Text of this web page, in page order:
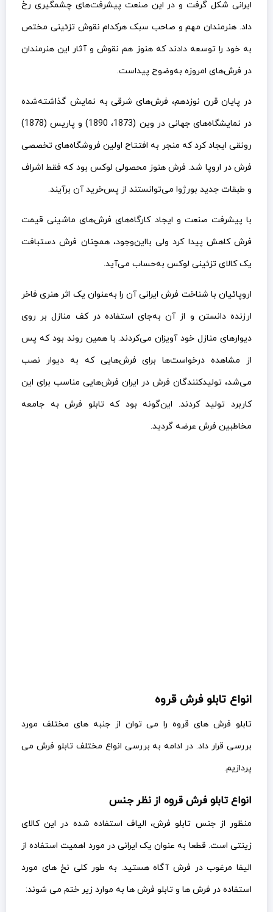
ایرانی شکل گرفت و در این صنعت پیشرفت‌های چشمگیری رخ
داد. هنرمندان مهم و صاحب سبک هرکدام نقوش تزئینی مختص
به خود را توسعه دادند که هنوز هم نقوش و آثار این هنرمندان
در فرش‌های امروزه به‌وضوح پیداست.
در پایان قرن نوزدهم، فرش‌های شرقی به نمایش گذاشته‌شده
در نمایشگاه‌های جهانی در وین (1873، 1890) و پاریس (1878)
رونقی ایجاد کرد که منجر به افتتاح اولین فروشگاه‌های تخصصی
فرش در اروپا شد. فرش هنوز محصولی لوکس بود که فقط اشراف
و طبقات جدید بورژوا می‌توانستند از پس‌خرید آن برآیند.
با پیشرفت صنعت و ایجاد کارگاه‌های فرش‌های ماشینی قیمت
فرش کاهش پیدا کرد ولی بااین‌وجود، همچنان فرش دستبافت
یک کالای تزئینی لوکس به‌حساب می‌آید.
اروپائیان با شناخت فرش ایرانی آن را به‌عنوان یک اثر هنری فاخر
ارزنده دانستن و از آن به‌جای استفاده در کف منازل بر روی
دیوارهای منازل خود آویزان می‌کردند. با همین روند بود که پس
از مشاهده درخواست‌ها برای فرش‌هایی که به دیوار نصب
می‌شد، تولیدکنندگان فرش در ایران فرش‌هایی مناسب برای این
کاربرد تولید کردند. این‌گونه بود که تابلو فرش به جامعه
مخاطبین فرش عرضه گردید.
انواع تابلو فرش قروه
تابلو فرش های قروه را می توان از جنبه های مختلف مورد
بررسی قرار داد. در ادامه به بررسی انواع مختلف تابلو فرش می
پردازیم.
انواع تابلو فرش قروه از نظر جنس
منظور از جنس تابلو فرش، الیاف استفاده شده در این کالای
زینتی است. قطعا به عنوان یک ایرانی در مورد اهمیت استفاده از
الیفا مرغوب در فرش آگاه هستید. به طور کلی نخ های مورد
استفاده در فرش ها و تابلو فرش ها به موارد زیر ختم می شوند: